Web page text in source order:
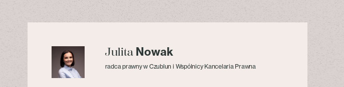
Julita Nowak
radca prawny w Czublun i Wspólnicy Kancelaria Prawna